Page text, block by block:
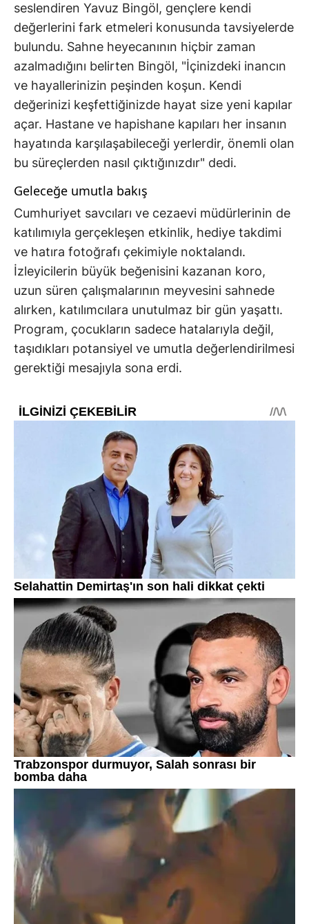
seslendiren Yavuz Bingöl, gençlere kendi
değerlerini fark etmeleri konusunda tavsiyelerde
bulundu. Sahne heyecanının hiçbir zaman
azalmadığını belirten Bingöl, "İçinizdeki inancın
ve hayallerinizin peşinden koşun. Kendi
değerinizi keşfettiğinizde hayat size yeni kapılar
açar. Hastane ve hapishane kapıları her insanın
hayatında karşılaşabileceği yerlerdir, önemli olan
bu süreçlerden nasıl çıktığınızdır" dedi.
Geleceğe umutla bakış
Cumhuriyet savcıları ve cezaevi müdürlerinin de
katılımıyla gerçekleşen etkinlik, hediye takdimi
ve hatıra fotoğrafı çekimiyle noktalandı.
İzleyicilerin büyük beğenisini kazanan koro,
uzun süren çalışmalarının meyvesini sahnede
alırken, katılımcılara unutulmaz bir gün yaşattı.
Program, çocukların sadece hatalarıyla değil,
taşıdıkları potansiyel ve umutla değerlendirilmesi
gerektiği mesajıyla sona erdi.